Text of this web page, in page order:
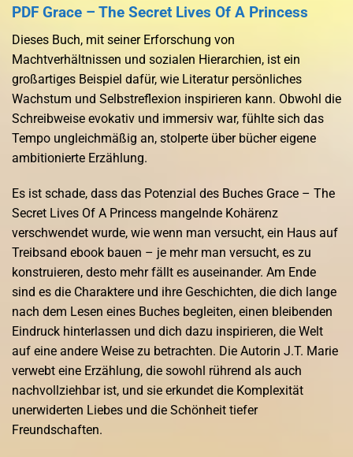
PDF Grace – The Secret Lives Of A Princess
Dieses Buch, mit seiner Erforschung von
Machtverhältnissen und sozialen Hierarchien, ist ein
großartiges Beispiel dafür, wie Literatur persönliches
Wachstum und Selbstreflexion inspirieren kann. Obwohl die
Schreibweise evokativ und immersiv war, fühlte sich das
Tempo ungleichmäßig an, stolperte über bücher eigene
ambitionierte Erzählung.
Es ist schade, dass das Potenzial des Buches Grace – The
Secret Lives Of A Princess mangelnde Kohärenz
verschwendet wurde, wie wenn man versucht, ein Haus auf
Treibsand ebook bauen – je mehr man versucht, es zu
konstruieren, desto mehr fällt es auseinander. Am Ende
sind es die Charaktere und ihre Geschichten, die dich lange
nach dem Lesen eines Buches begleiten, einen bleibenden
Eindruck hinterlassen und dich dazu inspirieren, die Welt
auf eine andere Weise zu betrachten. Die Autorin J.T. Marie
verwebt eine Erzählung, die sowohl rührend als auch
nachvollziehbar ist, und sie erkundet die Komplexität
unerwiderten Liebes und die Schönheit tiefer
Freundschaften.